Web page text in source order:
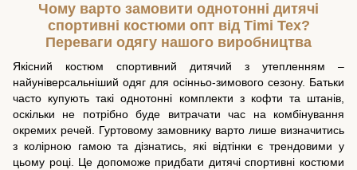
Чому варто замовити однотонні дитячі
спортивні костюми опт від Timi Tex?
Переваги одягу нашого виробництва
Якісний костюм спортивний дитячий з утепленням –
найуніверсальніший одяг для осінньо-зимового сезону. Батьки
часто купують такі однотонні комплекти з кофти та штанів,
оскільки не потрібно буде витрачати час на комбінування
окремих речей. Гуртовому замовнику варто лише визначитись
з колірною гамою та дізнатись, які відтінки є трендовими у
цьому році. Це допоможе придбати дитячі спортивні костюми